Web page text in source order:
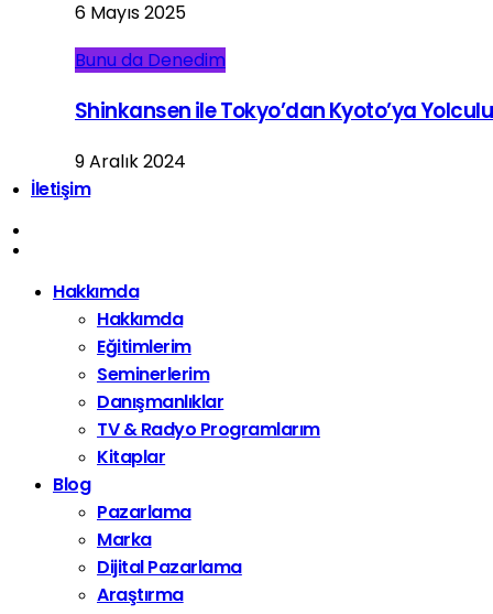
6 Mayıs 2025
Bunu da Denedim
Shinkansen ile Tokyo’dan Kyoto’ya
9 Aralık 2024
İletişim
Hakkımda
Hakkımda
Eğitimlerim
Seminerlerim
Danışmanlıklar
TV & Radyo Programlarım
Kitaplar
Blog
Pazarlama
Marka
Dijital Pazarlama
Araştırma